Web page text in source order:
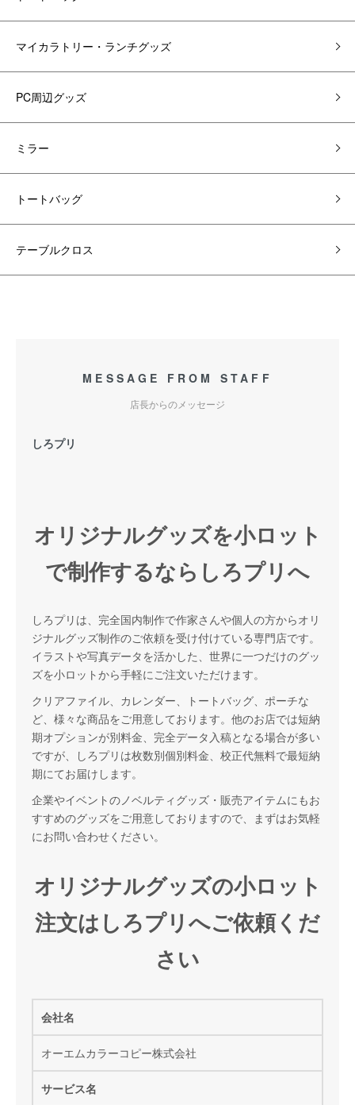
マイカラトリー・ランチグッズ
PC周辺グッズ
ミラー
トートバッグ
テーブルクロス
MESSAGE FROM STAFF
店長からのメッセージ
しろプリ
オリジナルグッズを小ロット
で制作するならしろプリへ
しろプリは、完全国内制作で作家さんや個人の方からオリ
ジナルグッズ制作のご依頼を受け付けている専門店です。
イラストや写真データを活かした、世界に一つだけのグッ
ズを小ロットから手軽にご注文いただけます。
クリアファイル、カレンダー、トートバッグ、ポーチな
ど、様々な商品をご用意しております。他のお店では短納
期オプションが別料金、完全データ入稿となる場合が多い
ですが、しろプリは枚数別個別料金、校正代無料で最短納
期にてお届けします。
企業やイベントのノベルティグッズ・販売アイテムにもお
すすめのグッズをご用意しておりますので、まずはお気軽
にお問い合わせください。
オリジナルグッズの小ロット
注文はしろプリへご依頼くだ
さい
会社名
オーエムカラーコピー株式会社
サービス名